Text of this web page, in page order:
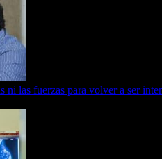
ni las fuerzas para volver a ser